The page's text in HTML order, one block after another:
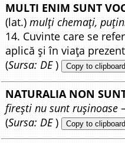
MULTI ENIM SUNT
(lat.)mulți chemați,
14. Cuvinte care se
aplică și în viața
(Sursa: DE) Copy to clipboard
NATURALIA NON
firești nu sunt rușinoase
(Sursa: DE) Copy to clipboard